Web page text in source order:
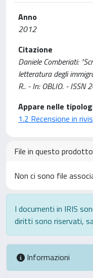
Anno
2012
Citazione
Daniele Comberiati:
letteratura degli
R.. - In: OBLIO. -
Appare nelle
1.2 Recensione in
File in questo
Non ci sono file
I documenti in IRIS
diritti sono riservati,
Informazioni